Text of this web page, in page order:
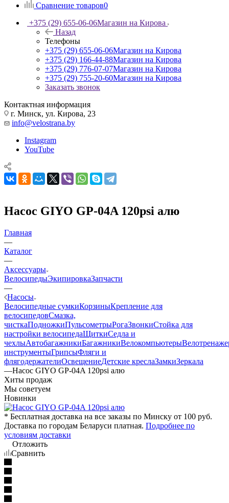
Сравнение товаров0
+375 (29) 655-06-06Магазин на Кирова
Назад
Телефоны
+375 (29) 655-06-06Магазин на Кирова
+375 (29) 166-44-88Магазин на Кирова
+375 (29) 776-07-07Магазин на Кирова
+375 (29) 755-20-60Магазин на Кирова
Заказать звонок
Контактная информация
г. Минск, ул. Кирова, 23
info@velostrana.by
Instagram
YouTube
Насос GIYO GP-04A 120psi алю
Главная
—
Каталог
—
Аксессуары
ВелосипедыЭкипировкаЗапчасти
—
Насосы
Велосипедные сумкиКорзиныКрепление для
велосипедовСмазка,
чисткаПодножкиПульсометрыРогаЗвонкиСтойка для
настройки велосипедаЩиткиСедла и
чехлыАвтобагажникиБагажникиВелокомпьютеры
инструментыГрипсыФляги и
флягодержателиОсвещениеДетские креслаЗамкиЗеркала
—Насос GIYO GP-04A 120psi алю
Хиты продаж
Мы советуем
Новинки
* Бесплатная доставка на все заказы по Минску от 100 руб.
Доставка по городам Беларуси платная. Подробнее по
условиям доставки
Отложить
Сравнить